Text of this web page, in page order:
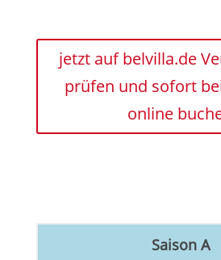
jetzt auf belvilla.de
prüfen und sofort
online
Saison A